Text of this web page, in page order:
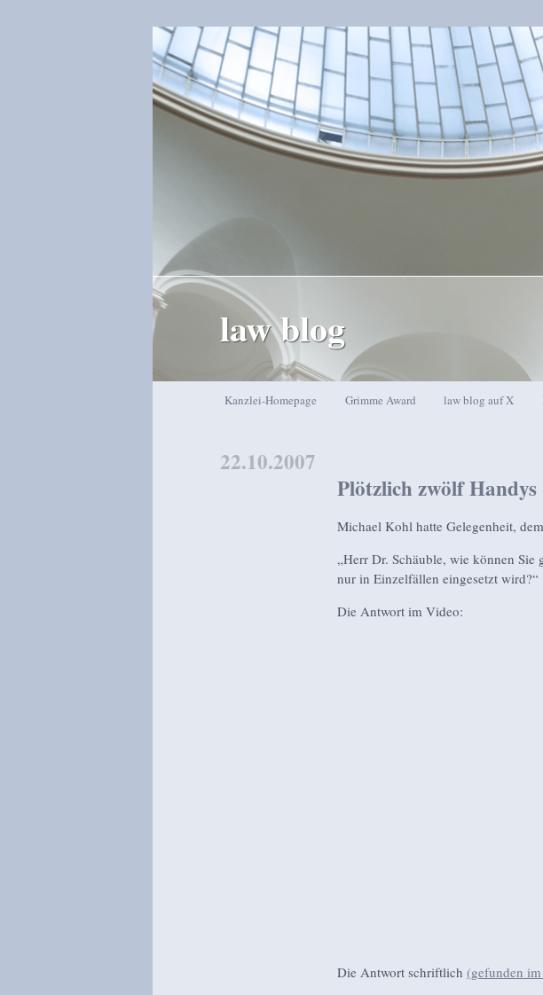
law blog
Zum Inhalt wechseln
Zum sekundären Inhalt wechseln
Kanzlei-Homepage Grimme Award law blog auf X
Plötzlich zwölf Handys
22.10.2007
Michael Kohl hatte Gelegenheit,
„Herr Dr. Schäuble, wie können Sie
nur in Einzelfällen eingesetzt wird?“
Die Antwort im Video:
Die Antwort schriftlich (gefunden